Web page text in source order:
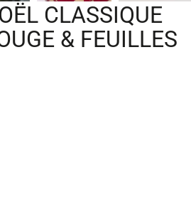
CLASSIQUE
& FEUILLES